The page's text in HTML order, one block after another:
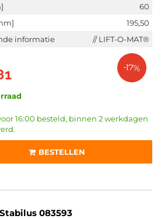
60
195,50
informatie
// LIFT-O-MAT®
-17%
16:00 besteld, binnen 2 werkdagen
BESTELLEN
083593